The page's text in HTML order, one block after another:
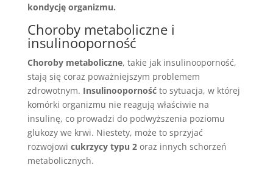
kondycję organizmu.
Choroby metaboliczne i
insulinooporność
Choroby metaboliczne, takie jak insulinooporność,
stają się coraz poważniejszym problemem
zdrowotnym. Insulinoopornośćto sytuacja, w której
komórki organizmu nie reagują właściwie na
insulinę, co prowadzi do podwyższenia poziomu
glukozy we krwi. Niestety, może to sprzyjać
rozwojowi cukrzycy typu 2oraz innych schorzeń
metabolicznych.